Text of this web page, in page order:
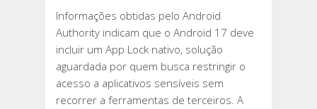
PIXEL
Informações obtidas pelo Android
Authority indicam que o Android 17 deve
incluir um App Lock nativo, solução
aguardada por quem busca restringir o
acesso a aplicativos sensíveis sem
recorrer a ferramentas de terceiros. A